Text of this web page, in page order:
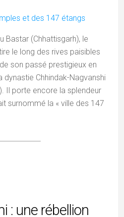
Bastar (Chhattisgarh), le
le long des rives paisibles
son passé prestigieux en
Chhindak-Nagvanshi
Il porte encore la splendeur
surnommé la « ville des 147
: une rébellion